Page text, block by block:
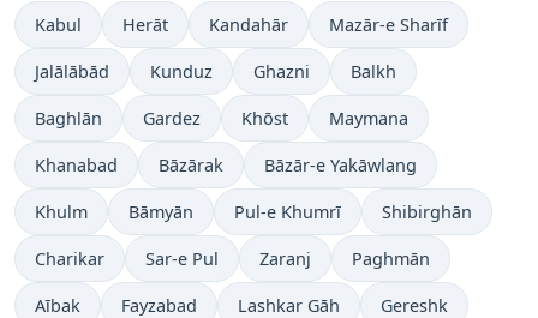
Kabul Herāt Kandahār Mazār-e Sharīf
Jalālābād Kunduz Ghazni Balkh
Baghlān Gardez Khōst Maymana
Khanabad Bāzārak Bāzār-e Yakāwlang
Khulm Bāmyān Pul-e Khumrī Shibirghān
Charikar Sar-e Pul Zaranj Paghmān
Aībak Fayzabad Lashkar Gāh Gereshk